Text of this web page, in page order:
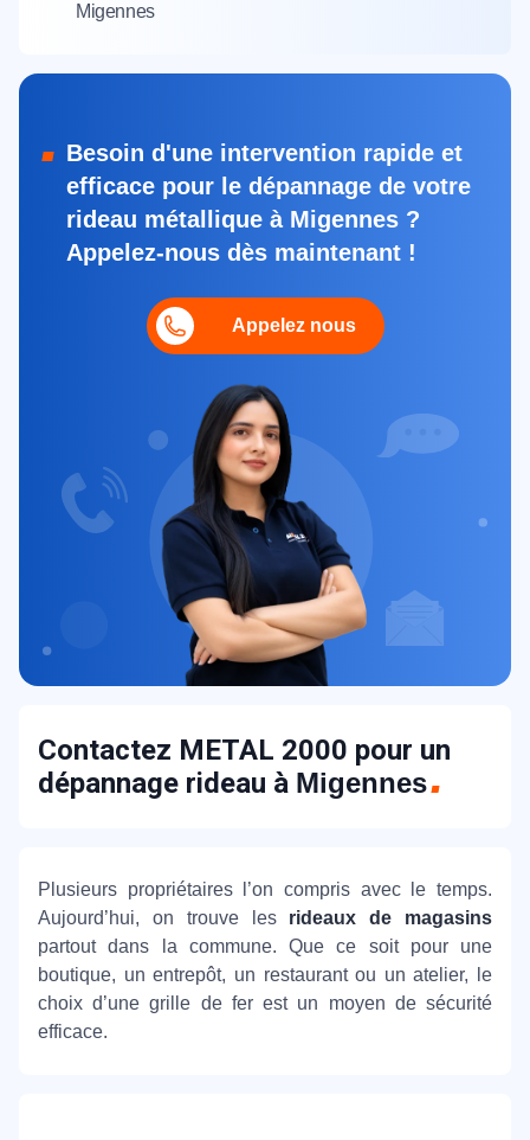
Migennes
Besoin d'une intervention rapide et
efficace pour le dépannage de votre
rideau métallique à Migennes ?
Appelez-nous dès maintenant !
Appelez nous
Contactez METAL 2000 pour un
dépannage rideau à Migennes
Plusieurs propriétaires l’on compris avec le temps.
Aujourd’hui, on trouve les rideaux de magasins
partout dans la commune. Que ce soit pour une
boutique, un entrepôt, un restaurant ou un atelier, le
choix d’une grille de fer est un moyen de sécurité
efficace.